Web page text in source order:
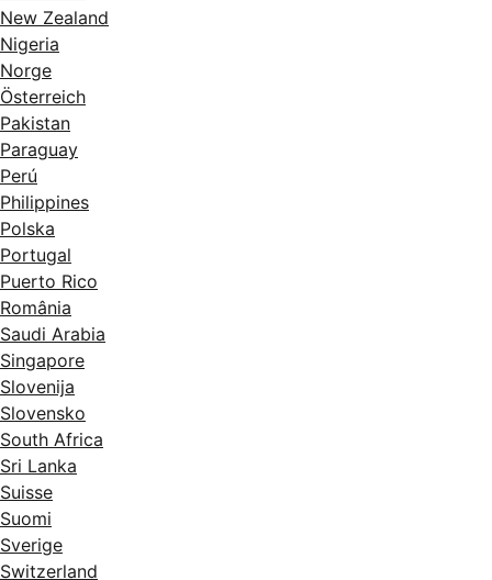
New Zealand
Nigeria
Norge
Österreich
Pakistan
Paraguay
Perú
Philippines
Polska
Portugal
Puerto Rico
România
Saudi Arabia
Singapore
Slovenija
Slovensko
South Africa
Sri Lanka
Suisse
Suomi
Sverige
Switzerland